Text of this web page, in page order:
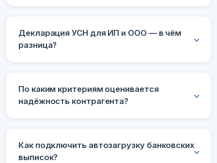
Декларация УСН для ИП и ООО — в чём
разница?
По каким критериям оценивается
надёжность контрагента?
Как подключить автозагрузку банковских
выписок?